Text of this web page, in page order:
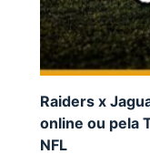
Raiders x
online ou pela
NFL